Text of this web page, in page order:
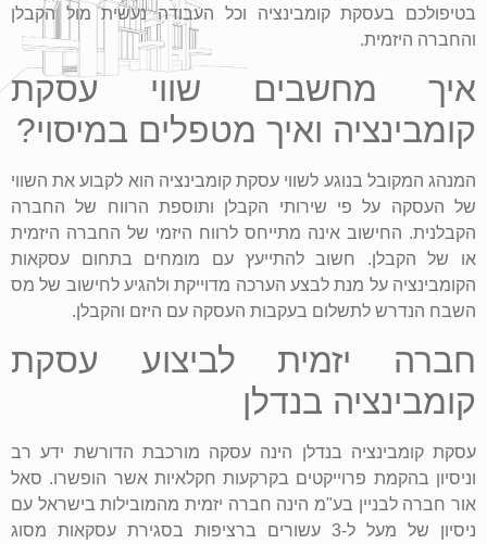
בטיפולכם בעסקת קומבינציה וכל העבודה נעשית מול הקבלן
והחברה היזמית.
איך מחשבים שווי עסקת
קומבינציה ואיך מטפלים במיסוי?
המנהג המקובל בנוגע לשווי עסקת קומבינציה הוא לקבוע את השווי
של העסקה על פי שירותי הקבלן ותוספת הרווח של החברה
הקבלנית. החישוב אינה מתייחס לרווח היזמי של החברה היזמית
או של הקבלן. חשוב להתייעץ עם מומחים בתחום עסקאות
הקומבינציה על מנת לבצע הערכה מדוייקת ולהגיע לחישוב של מס
השבח הנדרש לתשלום בעקבות העסקה עם היזם והקבלן.
חברה יזמית לביצוע עסקת
קומבינציה בנדלן
עסקת קומבינציה בנדלן הינה עסקה מורכבת הדורשת ידע רב
וניסיון בהקמת פרוייקטים בקרקעות חקלאיות אשר הופשרו. סאל
אור חברה לבניין בע"מ הינה חברה יזמית מהמובילות בישראל עם
ניסיון של מעל ל-3 עשורים ברציפות בסגירת עסקאות מסוג